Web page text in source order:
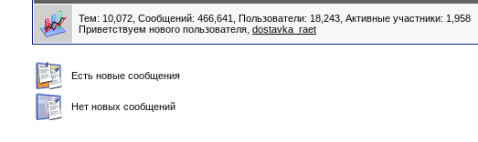
Тем: 10,072, Сообщений: 466,641, Пользователи: 18,243, Активные участники: 1,958
Приветствуем нового пользователя, dostavka_raet
Есть новые сообщения
Нет новых сообщений